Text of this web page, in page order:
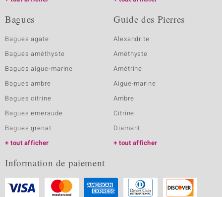
Bagues
Bagues agate
Bagues améthyste
Bagues aigue-marine
Bagues ambre
Bagues citrine
Bagues emeraude
Bagues grenat
tout afficher
Guide des Pierres
Alexandrite
Améthyste
Amétrine
Aigue-marine
Ambre
Citrine
Diamant
tout afficher
Information de paiement